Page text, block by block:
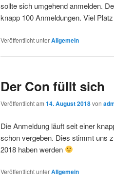
sollte sich umgehend anmelden.
knapp 100 Anmeldungen. Viel
Veröffentlicht unterAllgemein
Der Con füllt sich
Veröffentlicht am 14. August 2018von
Die Anmeldung läuft seit einer
schon vergeben. Dies stimmt uns
2018 haben werden
Veröffentlicht unterAllgemein